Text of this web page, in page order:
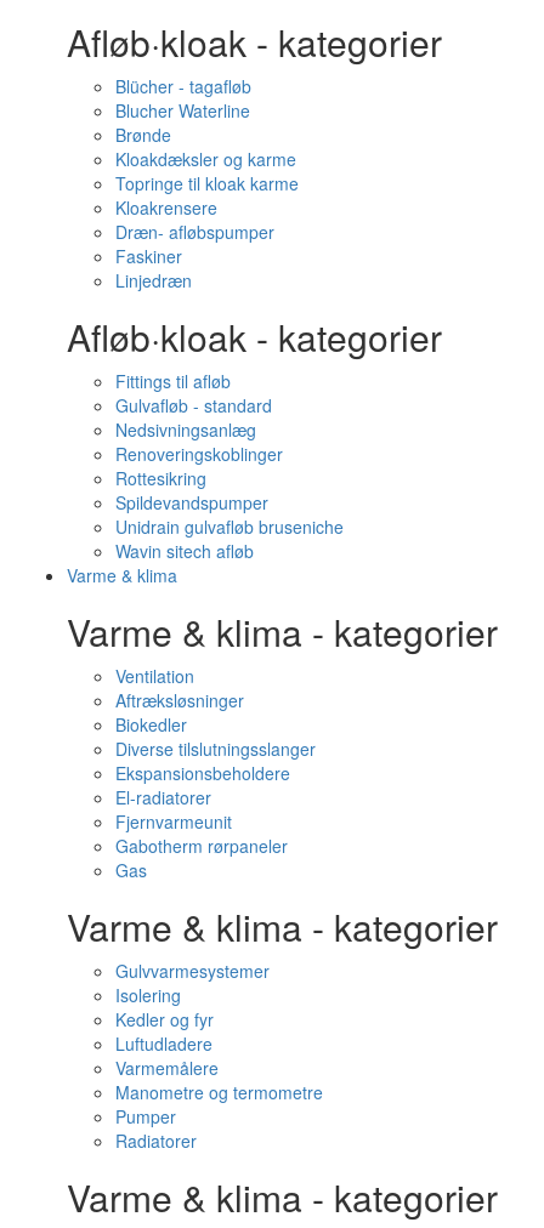
Afløb·kloak - kategorier
Blücher - tagafløb
Blucher Waterline
Brønde
Kloakdæksler og karme
Topringe til kloak karme
Kloakrensere
Dræn- afløbspumper
Faskiner
Linjedræn
Afløb·kloak - kategorier
Fittings til afløb
Gulvafløb - standard
Nedsivningsanlæg
Renoveringskoblinger
Rottesikring
Spildevandspumper
Unidrain gulvafløb bruseniche
Wavin sitech afløb
Varme & klima
Varme & klima - kategorier
Ventilation
Aftræksløsninger
Biokedler
Diverse tilslutningsslanger
Ekspansionsbeholdere
El-radiatorer
Fjernvarmeunit
Gabotherm rørpaneler
Gas
Varme & klima - kategorier
Gulvvarmesystemer
Isolering
Kedler og fyr
Luftudladere
Varmemålere
Manometre og termometre
Pumper
Radiatorer
Varme & klima - kategorier